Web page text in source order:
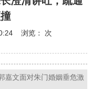
浏览：
次
嘉文面对朱门婚姻垂危激